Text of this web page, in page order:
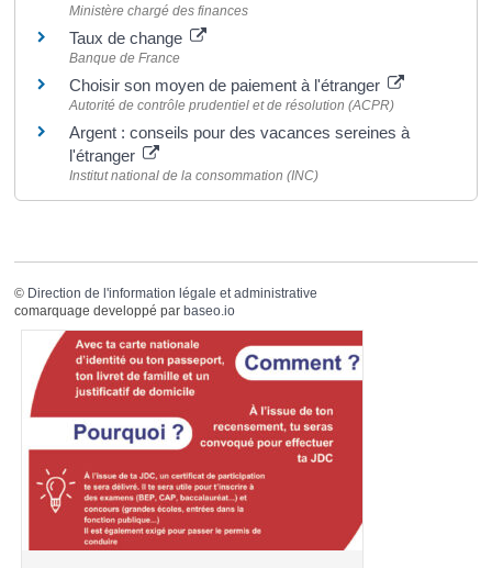
Ministère chargé des finances
Taux de change
Banque de France
Choisir son moyen de paiement à l'étranger
Autorité de contrôle prudentiel et de résolution (ACPR)
Argent : conseils pour des vacances sereines à
l'étranger
Institut national de la consommation (INC)
© Direction de l'information légale et administrative
comarquage developpé par baseo.io